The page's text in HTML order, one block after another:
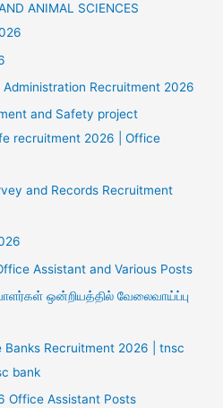
ANIMAL SCIENCES
Recruitment 2026
and Safety project
recruitment 2026 | Office
and Records Recruitment
Assistant and Various Posts
ஒன்றியத்தில் வேலைவாய்ப்பு
Recruitment 2026 | tnsc
bank
Office Assistant Posts